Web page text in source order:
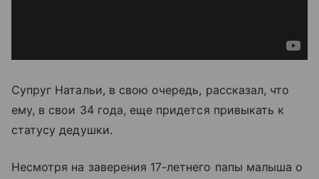
Супруг Натальи, в свою очередь, рассказал, что
ему, в свои 34 года, еще придется привыкать к
статусу дедушки.
Несмотря на заверения 17-летнего папы малыша о